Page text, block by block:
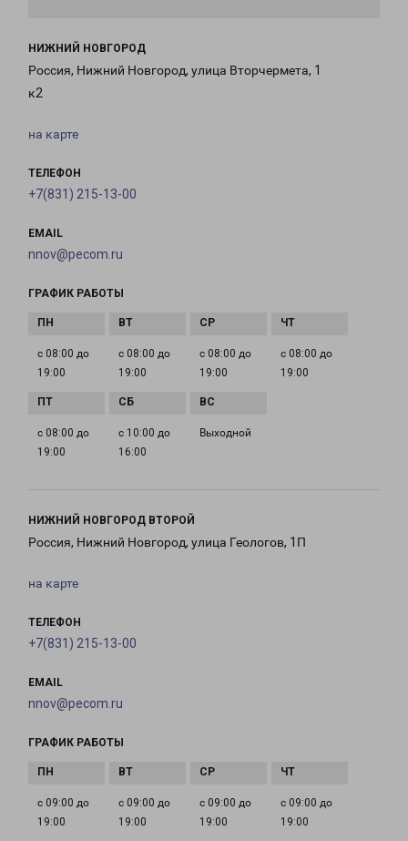
НИЖНИЙ НОВГОРОД
Россия, Нижний Новгород, улица Вторчермета, 1
к2
на карте
ТЕЛЕФОН
+7(831) 215-13-00
EMAIL
nnov@pecom.ru
ГРАФИК РАБОТЫ
с 08:00 до
19:00
с 08:00 до
19:00
с 08:00 до
19:00
с 08:00 до
19:00
с 08:00 до
19:00
с 10:00 до
16:00
Выходной
НИЖНИЙ НОВГОРОД ВТОРОЙ
Россия, Нижний Новгород, улица Геологов, 1П
на карте
ТЕЛЕФОН
+7(831) 215-13-00
EMAIL
nnov@pecom.ru
ГРАФИК РАБОТЫ
с 09:00 до
19:00
с 09:00 до
19:00
с 09:00 до
19:00
с 09:00 до
19:00